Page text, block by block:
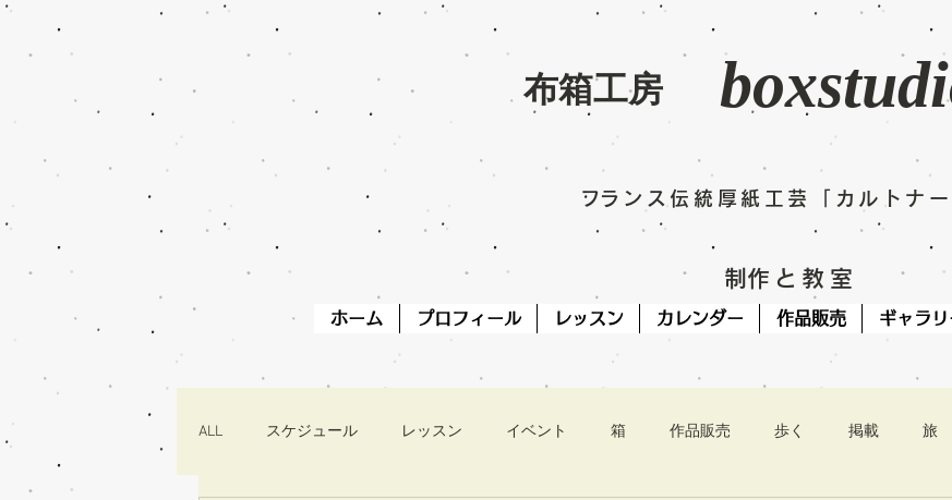
​布箱工房
フランス伝統厚紙工芸「カルトナ
​制作と教室
ホーム プロフィール レッスン カレンダー 作品販売 ギャラリ
ALL スケジュール レッスン イベント 箱 作品販売 歩く 掲載 旅